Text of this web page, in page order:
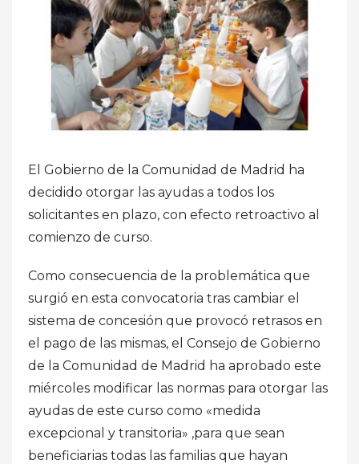
El Gobierno de la Comunidad de Madrid ha
decidido otorgar las ayudas a todos los
solicitantes en plazo, con efecto retroactivo al
comienzo de curso.
Como consecuencia de la problemática que
surgió en esta convocatoria tras cambiar el
sistema de concesión que provocó retrasos en
el pago de las mismas, el Consejo de Gobierno
de la Comunidad de Madrid ha aprobado este
miércoles modificar las normas para otorgar las
ayudas de este curso como «medida
excepcional y transitoria» ,para que sean
beneficiarias todas las familias que hayan